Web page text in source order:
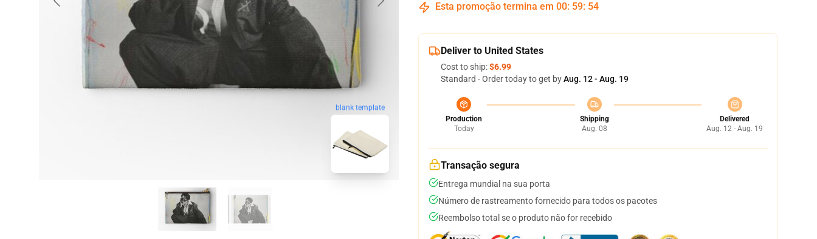
blank template
Esta promoção termina em 00: 59: 53
Deliver to United States
Cost to ship:$6.99
Standard - Order today to get byAug. 12 - Aug. 19
Production
Today
Shipping
Aug. 08
Delivered
Aug. 12 - Aug. 19
Transação segura
Entrega mundial na sua porta
Número de rastreamento fornecido para todos os pacotes
Reembolso total se o produto não for recebido